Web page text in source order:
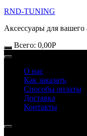
RND-TUNING
Аксессуары для вашего
Всего: 0,00Р
О нас
Как заказать
Способы оплаты
Доставка
Контакты